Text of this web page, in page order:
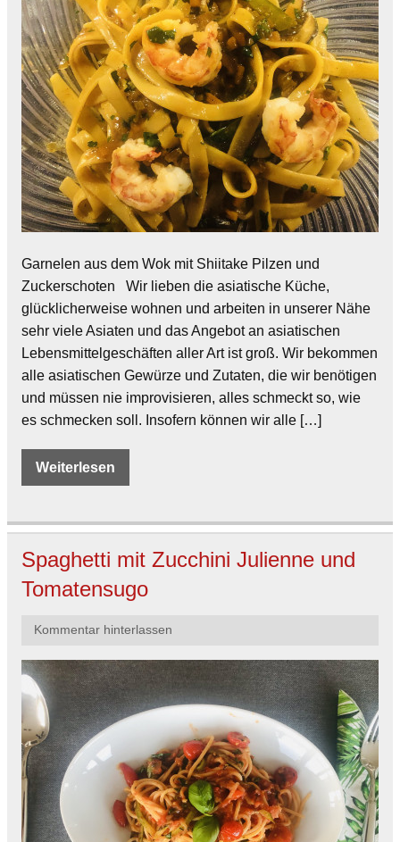
Garnelen aus dem Wok mit Shiitake Pilzen und
Zuckerschoten Wir lieben die asiatische Küche,
glücklicherweise wohnen und arbeiten in unserer Nähe
sehr viele Asiaten und das Angebot an asiatischen
Lebensmittelgeschäften aller Art ist groß. Wir bekommen
alle asiatischen Gewürze und Zutaten, die wir benötigen
und müssen nie improvisieren, alles schmeckt so, wie
es schmecken soll. Insofern können wir alle […]
Weiterlesen
Spaghetti mit Zucchini Julienne und
Tomatensugo
Kommentar hinterlassen